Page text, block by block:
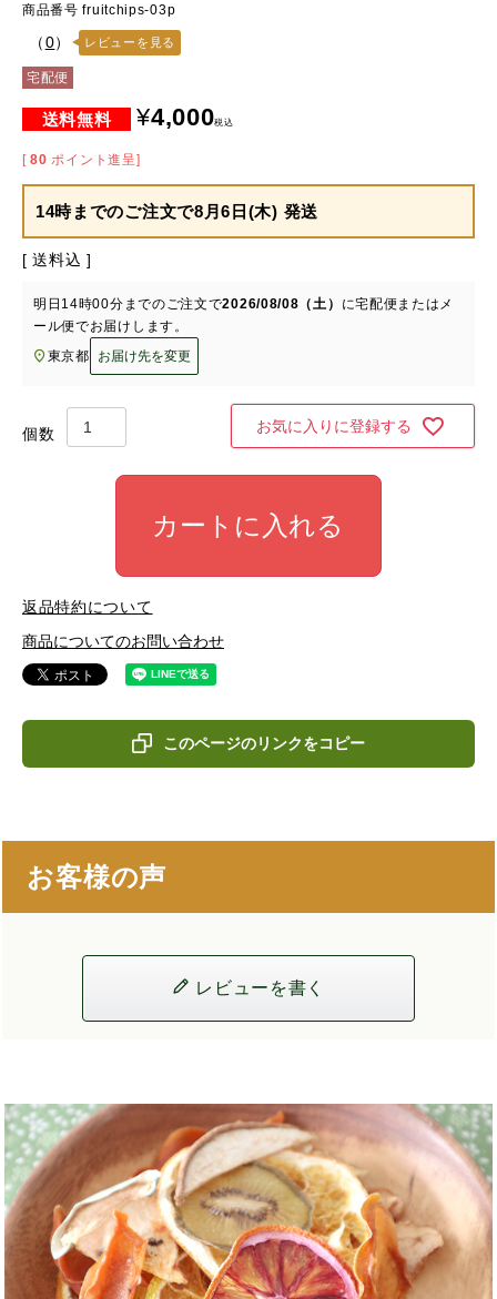
商品番号 fruitchips-03p
（0） レビューを見る
宅配便
¥4,000税込
[ 80 ポイント進呈]
14時までのご注文で8月6日(木) 発送
送料込
明日 14時00分 までのご注文で2026/08/08（土） に宅配便またはメ
ール便でお届けします。
東京都
お届け先を変更
お気に入りに登録する
カートに入れる
返品特約について
商品についてのお問い合わせ
このページのリンクをコピー
お客様の声
レビューを書く